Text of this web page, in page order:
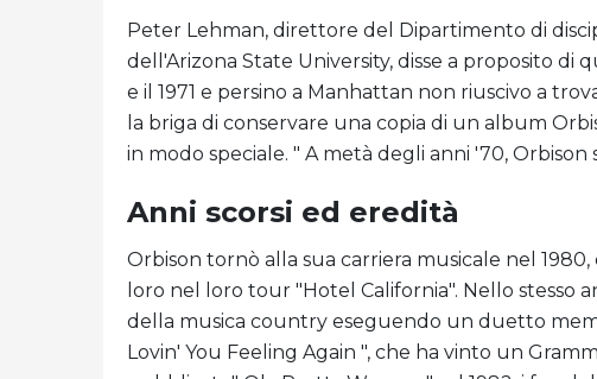
Peter Lehman, direttore del Dipartimento di
dell'Arizona State University, disse a proposito di
e il 1971 e persino a Manhattan non riuscivo a
la briga di conservare una copia di un album
in modo speciale. " A metà degli anni '70,
Anni scorsi ed eredità
Orbison tornò alla sua carriera musicale nel
loro nel loro tour "Hotel California". Nello stesso
della musica country eseguendo un duetto
Lovin' You Feeling Again ", che ha vinto un